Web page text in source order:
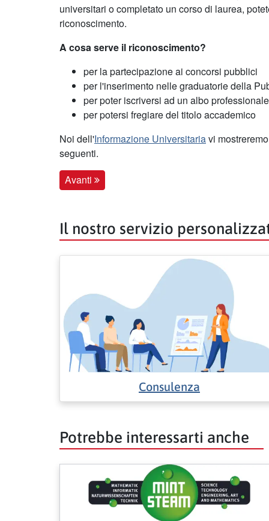
universitari o completato un corso di laurea,
riconoscimento.
A cosa serve il riconoscimento?
per la partecipazione ai concorsi pubblici
per l'inserimento nelle graduatorie della
per poter iscriversi ad un albo professionale
per potersi fregiare del titolo accademico
Noi dell'Informazione Universitariavi
seguenti.
Avanti
Il nostro servizio
Consulenza
Potrebbe interessarti anche